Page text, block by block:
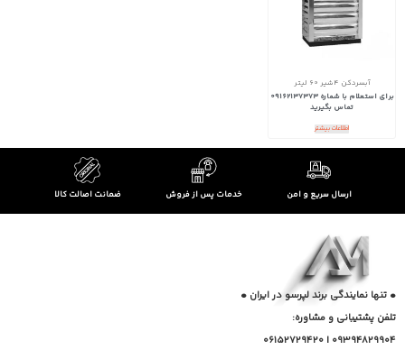
آبسردکن 4شیر 60 لیتر
برای استعلام با شماره 09162137373
تماس بگیرید
اطلاعات بیشتر
ارسال سریع و امن خدمات پس از فروش ضمانت اصالت کالا
• تنها نمایندگی برند لپرسو در ایران •
تلفن پشتیبانی و مشاوره:
09394829904 | 06152729420